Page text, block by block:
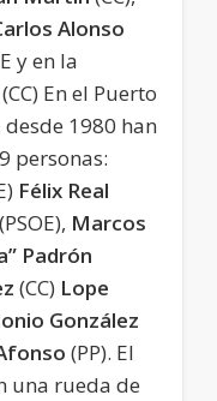
Alonso
y en la
(CC) En el Puerto
1980 han
personas:
Félix Real
(PSOE), Marcos
Padrón
(CC) Lope
González
(PP). El
una rueda de